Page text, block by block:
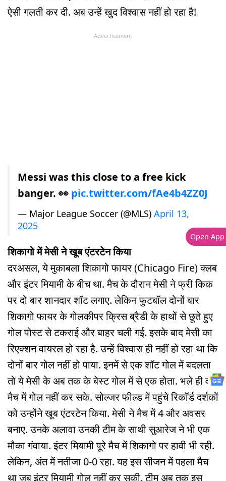
ऐसी गलती कर दी. अब उन्हें खुद विश्वास नहीं हो रहा है!
Advertisement
Messi was this close to a free kick
banger. 👀 pic.twitter.com/fAe4b4ZZ0J
— Major League Soccer (@MLS) April 13,
2025
श‍िकागो में मेसी ने खूब एंटरटेन किया
दरअसल, ये मुकाबला श‍िकागो फायर (Chicago Fire) क्लब
और इंटर मियामी के बीच था. मैच के दौरान मेसी ने फ्री किक
पर दो बार शानदार शॉट लगाए. लेकिन फुटबॉल दोनों बार
श‍िकागो फायर के गोलकीपर क्रिस ब्रैडी के हाथों से छूते हुए
गोल पोस्ट से टकराई और बाहर चली गई. इसके बाद मेसी का
रिएक्शन वायरल हो रहा है. उन्हें विश्वास ही नहीं हो रहा था कि
दोनों बार गोल नहीं हो पाया. इनमें से एक शॉट गोल में बदलता
तो ये मेसी के अब तक के बेस्ट गोल में से एक होता. भले ही वह
मैच में गोल नहीं कर सके. सोल्जर फील्ड में पहुंचे रिकॉर्ड दर्शकों
को उन्होंने खूब एंटरटेन किया. मेसी ने मैच में 4 और अवसर
बनाए. उनके अलावा उनकी टीम के साथी सुआरेज ने भी एक
मौका गंवाया. इंटर मियामी पूरे मैच में शि‍कागो पर हावी भी रही.
लेक‍िन, अंत में नतीजा 0-0 रहा. यह इस सीजन में पहला मैच
था जब इंटर मियामी गोल नहीं कर सकी. टीम अब तक इस
Open App